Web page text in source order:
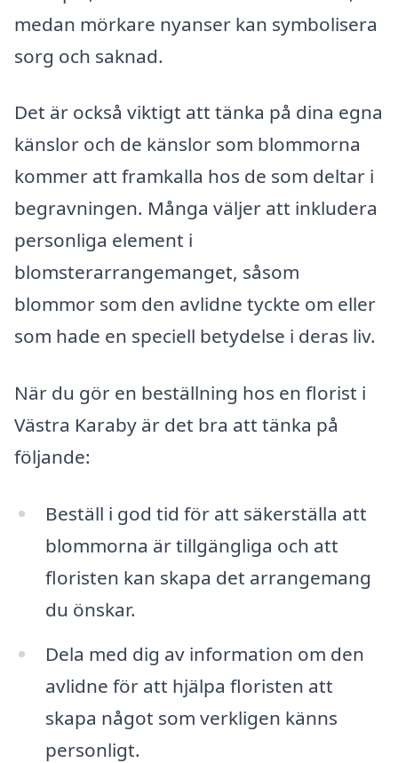
medan mörkare nyanser kan symbolisera
sorg och saknad.
Det är också viktigt att tänka på dina egna
känslor och de känslor som blommorna
kommer att framkalla hos de som deltar i
begravningen. Många väljer att inkludera
personliga element i
blomsterarrangemanget, såsom
blommor som den avlidne tyckte om eller
som hade en speciell betydelse i deras liv.
När du gör en beställning hos en florist i
Västra Karaby är det bra att tänka på
följande:
Beställ i god tid för att säkerställa att
blommorna är tillgängliga och att
floristen kan skapa det arrangemang
du önskar.
Dela med dig av information om den
avlidne för att hjälpa floristen att
skapa något som verkligen känns
personligt.